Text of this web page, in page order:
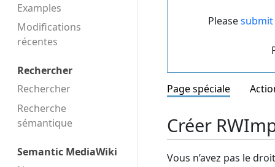
Examples
Modifications
récentes
Rechercher
Rechercher
Recherche
sémantique
Semantic MediaWiki
Pleasesubmit
Page spéciale
Créer
Vous n’avez pas le